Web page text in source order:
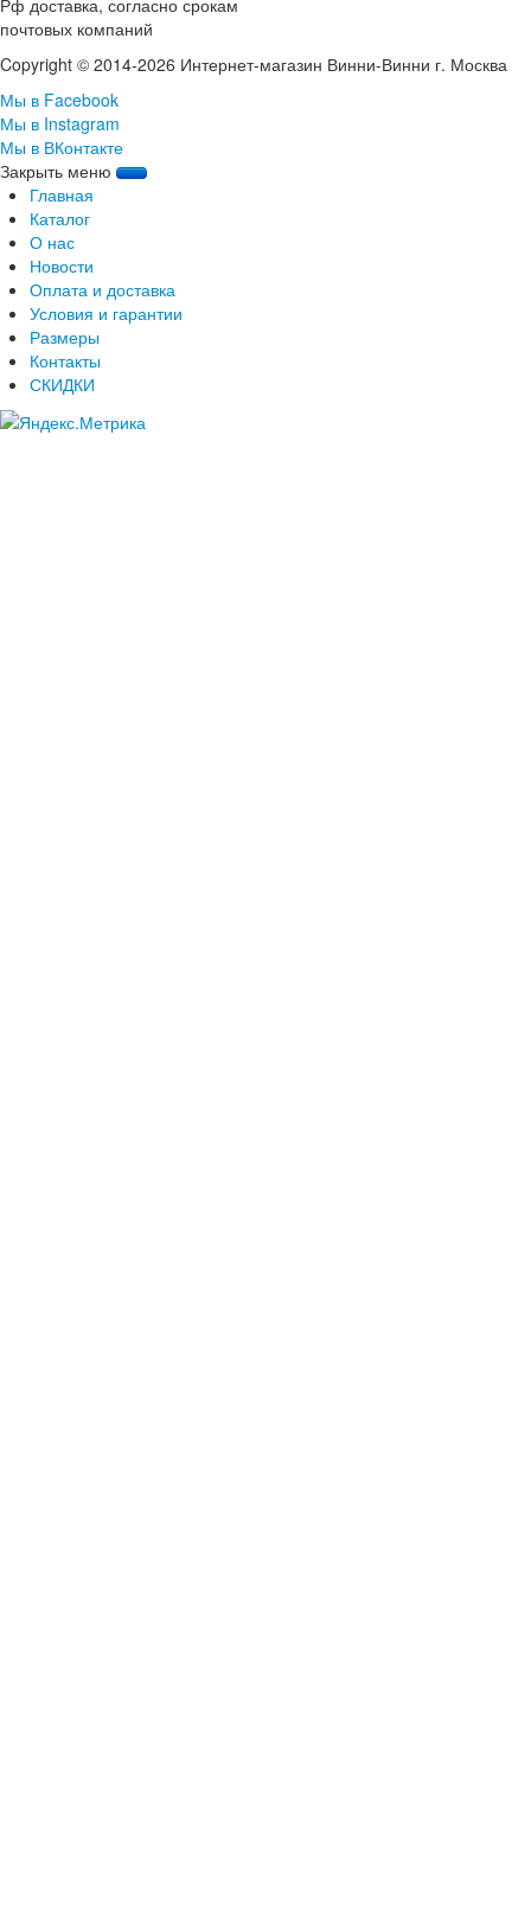
почтовых компаний
Copyright © 2014-2026 Интернет-магазин Винни-Винни г. Москва
Мы в Facebook
Мы в Instagram
Мы в ВКонтакте
Закрыть меню
Главная
Каталог
О нас
Новости
Оплата и доставка
Условия и гарантии
Размеры
Контакты
СКИДКИ